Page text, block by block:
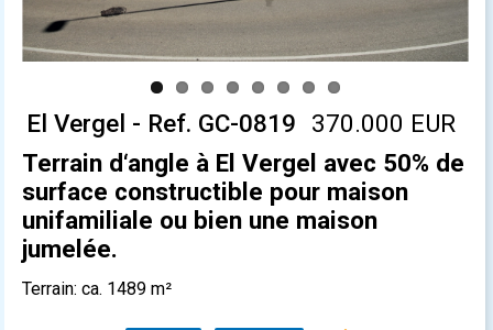
El Vergel - Ref. GC-0819
370.000 EUR
Terrain d‘angle à El Vergel avec 50% de
surface constructible pour maison
unifamiliale ou bien une maison
jumelée.
Terrain: ca. 1489 m²